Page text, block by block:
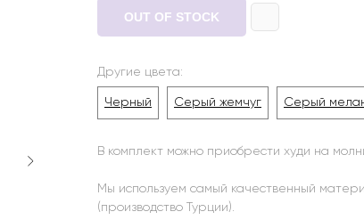
OUT OF STOCK
Другие цвета:
Черный Серый жемчуг Серый
В комплект можно приобрести худи на
Мы используем самый качественный
(производство Турции).